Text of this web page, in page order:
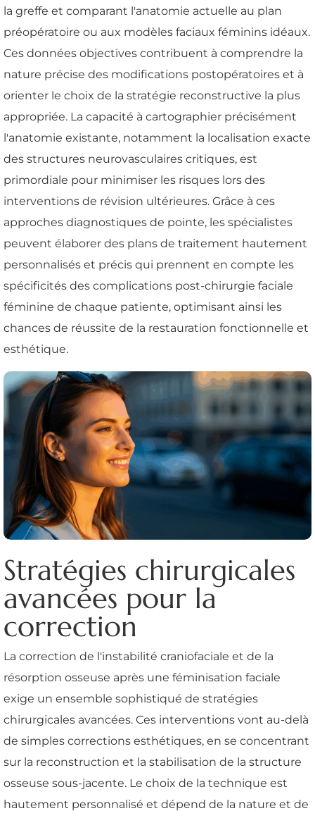
la greffe et comparant l'anatomie actuelle au plan
préopératoire ou aux modèles faciaux féminins idéaux.
Ces données objectives contribuent à comprendre la
nature précise des modifications postopératoires et à
orienter le choix de la stratégie reconstructive la plus
appropriée. La capacité à cartographier précisément
l'anatomie existante, notamment la localisation exacte
des structures neurovasculaires critiques, est
primordiale pour minimiser les risques lors des
interventions de révision ultérieures. Grâce à ces
approches diagnostiques de pointe, les spécialistes
peuvent élaborer des plans de traitement hautement
personnalisés et précis qui prennent en compte les
spécificités des complications post-chirurgie faciale
féminine de chaque patiente, optimisant ainsi les
chances de réussite de la restauration fonctionnelle et
esthétique.
Stratégies chirurgicales
avancées pour la
correction
La correction de l'instabilité craniofaciale et de la
résorption osseuse après une féminisation faciale
exige un ensemble sophistiqué de stratégies
chirurgicales avancées. Ces interventions vont au-delà
de simples corrections esthétiques, en se concentrant
sur la reconstruction et la stabilisation de la structure
osseuse sous-jacente. Le choix de la technique est
hautement personnalisé et dépend de la nature et de